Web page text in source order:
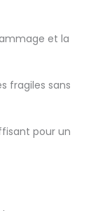
et la
fragiles sans
pour un